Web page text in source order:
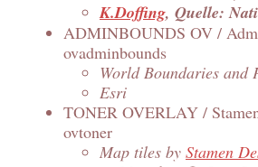
K.Doffing, Quelle:
ADMINBOUNDS OV /
ovadminbounds
World Boundaries and
Esri
TONER OVERLAY /
ovtoner
Map tiles by Stamen